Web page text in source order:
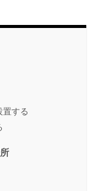
置する